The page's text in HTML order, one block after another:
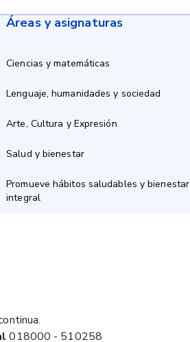
Áreas y asignaturas
Ciencias y matemáticas
Lenguaje, humanidades y sociedad
Arte, Cultura y Expresión
Salud y bienestar
Promueve hábitos saludables y bienestar
integral
018000 - 510258